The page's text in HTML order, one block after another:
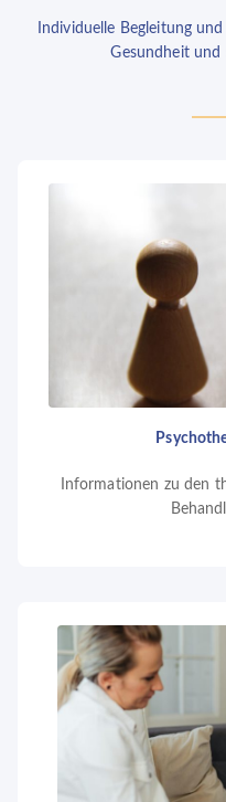
Individuelle Begleitung
Gesundheit und
Informationen zu den